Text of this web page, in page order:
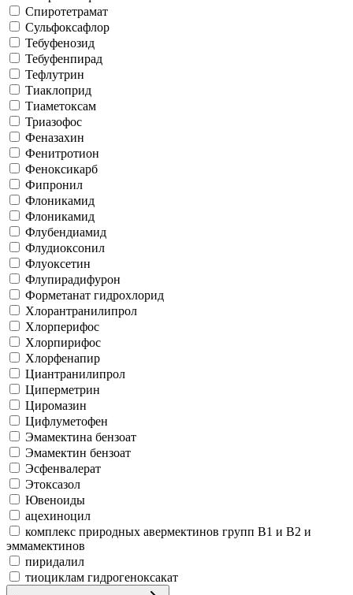
Спиротетрамат
Сульфоксафлор
Тебуфенозид
Тебуфенпирад
Тефлутрин
Тиаклоприд
Тиаметоксам
Триазофос
Феназахин
Фенитротион
Феноксикарб
Фипронил
Флoникамид
Флоникамид
Флубендиамид
Флудиоксонил
Флуоксетин
Флупирадифурон
Форметанат гидрохлорид
Хлорантранилипрол
Хлорперифос
Хлорпирифос
Хлорфенапир
Циантранилипрол
Циперметрин
Циромазин
Цифлуметофен
Эмамектина бензоат
Эмамектин бензоат
Эсфенвалерат
Этоксазол
Ювеноиды
ацехиноцил
комплекс природных авермектинов групп B1 и B2 и
эммамектинов
пиридалил
тиоциклам гидрогеноксакат